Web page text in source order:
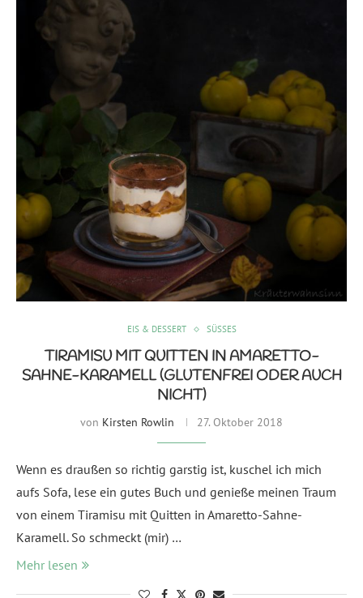
EIS & DESSERT SÜSSES
TIRAMISU MIT QUITTEN IN AMARETTO-
SAHNE-KARAMELL (GLUTENFREI ODER AUCH
NICHT)
von Kirsten Rowlin 27. Oktober 2018
Wenn es draußen so richtig garstig ist, kuschel ich mich
aufs Sofa, lese ein gutes Buch und genieße meinen Traum
von einem Tiramisu mit Quitten in Amaretto-Sahne-
Karamell. So schmeckt (mir) …
Mehr lesen